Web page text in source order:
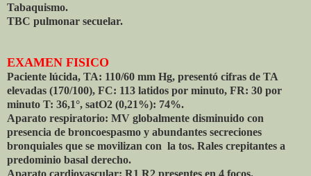
Tabaquismo.
TBC pulmonar secuelar.
EXAMEN FISICO
Paciente lúcida, TA: 110/60 mm Hg, presentó cifras de TA
elevadas (170/100), FC: 113 latidos por minuto, FR: 30 por
minuto T: 36,1°, satO2 (0,21%): 74%.
Aparato respiratorio: MV globalmente disminuido con
presencia de broncoespasmo y abundantes secreciones
bronquiales que se movilizan con la tos. Rales crepitantes a
predominio basal derecho.
Aparato cardiovascular: R1 R2 presentes en 4 focos.